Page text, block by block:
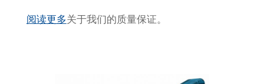
阅读更多关于我们的质量保证。